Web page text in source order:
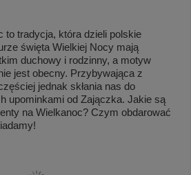
to tradycja, która dzieli polskie
święta Wielkiej Nocy mają
duchowy i rodzinny, a motyw
jest obecny. Przybywająca z
jednak skłania nas do
upominkami od Zajączka. Jakie są
na Wielkanoc? Czym obdarować